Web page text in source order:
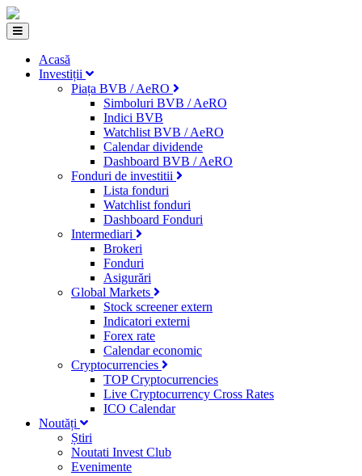
Acasă
Investiții
Piața BVB / AeRO
Simboluri BVB / AeRO
Indici BVB
Watchlist BVB / AeRO
Calendar dividende
Dashboard BVB / AeRO
Fonduri de investitii
Lista fonduri
Watchlist fonduri
Dashboard Fonduri
Intermediari
Brokeri
Fonduri
Asigurări
Global Markets
Stock screener extern
Indicatori externi
Forex rate
Calendar economic
Cryptocurrencies
TOP Cryptocurrencies
Live Cryptocurrency Cross Rates
ICO Calendar
Noutăți
Știri
Noutati Invest Club
Evenimente